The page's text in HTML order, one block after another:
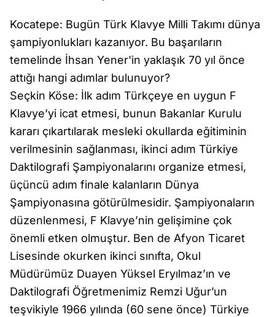
Kocatepe: Bugün Türk Klavye Milli Takımı dünya
şampiyonlukları kazanıyor. Bu başarıların
temelinde İhsan Yener'in yaklaşık 70 yıl önce
attığı hangi adımlar bulunuyor?
Seçkin Köse: İlk adım Türkçeye en uygun F
Klavye’yi icat etmesi, bunun Bakanlar Kurulu
kararı çıkartılarak mesleki okullarda eğitiminin
verilmesinin sağlanması, ikinci adım Türkiye
Daktilografi Şampiyonalarını organize etmesi,
üçüncü adım finale kalanların Dünya
Şampiyonasına götürülmesidir. Şampiyonaların
düzenlenmesi, F Klavye’nin gelişimine çok
önemli etken olmuştur. Ben de Afyon Ticaret
Lisesinde okurken ikinci sınıfta, Okul
Müdürümüz Duayen Yüksel Eryılmaz’ın ve
Daktilografi Öğretmenimiz Remzi Uğur’un
teşvikiyle 1966 yılında (60 sene önce) Türkiye